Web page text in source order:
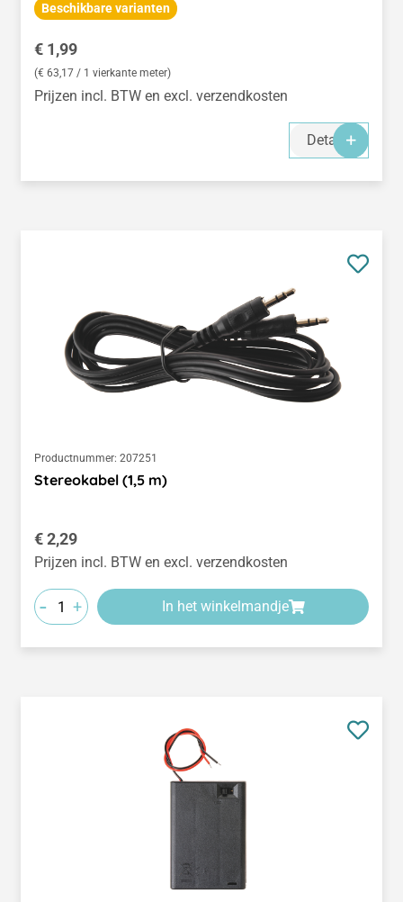
Beschikbare varianten
Normale prijs:
€ 1,99
(€ 63,17 / 1 vierkante meter)
Prijzen incl. BTW en excl. verzendkosten
Details
Productnummer: 207251
Stereokabel (1,5 m)
Normale prijs:
€ 2,29
Prijzen incl. BTW en excl. verzendkosten
- + In het winkelmandje